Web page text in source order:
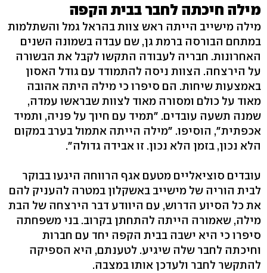
מילה חיכתה לחבר בבית הקפה
מילה מישייב הייתה ראש צוות בהראל גמל והשתלמות
במתחם הבורסה ברמת גן, שם עבדה בשמונה השנים
האחרונות. חבריה לעבודה התקשו לקבל את הבשורה
על הירצחה. הצוות ניסה להתמודד עם גודל האסון
באמצעות שיחות. הם סיפרו כי מילה היתה אהובה
מאוד על כולם ומסורה מאוד לצוות שבראשו עמדה,
שמנה תשעה עובדים. "תמיד עם חיוך על פניה, ותמיד
אכפתית", הוסיפו. "מילה הייתה אתמול בערב במקום
הלא נכון, בזמן הלא נכון. זו אבידה גדולה".
עובדים סוציאליים מטעם אגף הרווחה היגעו בבוקר
לבית הוריה של מישייב באשקלון במטרה להעניק להם
את כל הסיוע הדרוש, עם היוודע דבר הירצחה של הבת
מילה, שאמורה הייתה להתחתן בקרוב. בני משפחתה
סיפרו כי היא ישבה בבית הקפה יחד עם חברות
וחיכתה לחבר שלה שיגיע. לטענתם, היא הספיקה
להתקשר לחבר ולעדכן אותו במצבה.